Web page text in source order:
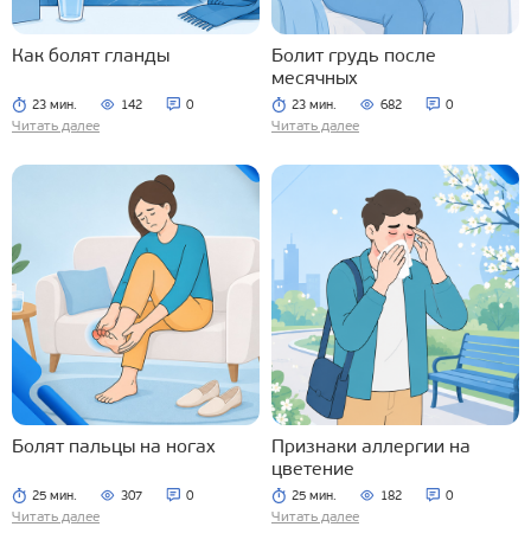
Как болят гланды
23 мин. 142 0
Читать далее
Болит грудь после
месячных
23 мин. 682 0
Читать далее
Болят пальцы на ногах
25 мин. 307 0
Читать далее
Признаки аллергии на
цветение
25 мин. 182 0
Читать далее